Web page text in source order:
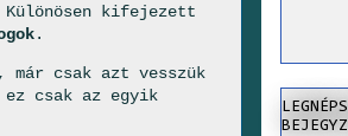
Különösen kifejezett
.
, már csak azt vesszük
csak az egyik